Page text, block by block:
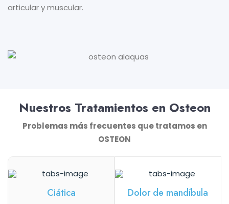
articular y muscular.
Nuestros Tratamientos en Osteon
Problemas más frecuentes que tratamos en
OSTEON
Ciática Dolor de mandíbula